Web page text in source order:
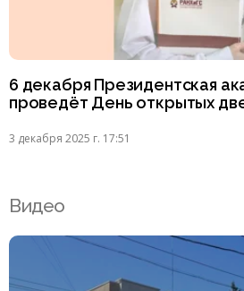
6 декабря Президентская
проведёт День открытых
3 декабря 2025 г. 17:51
Видео